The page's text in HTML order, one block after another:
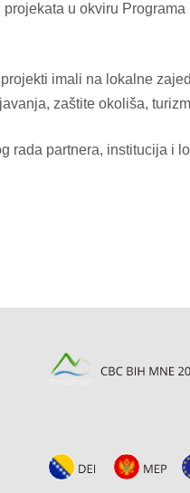
u okviru
imali na lokalne
zaštite okoliša,
rada partnera, institucija i